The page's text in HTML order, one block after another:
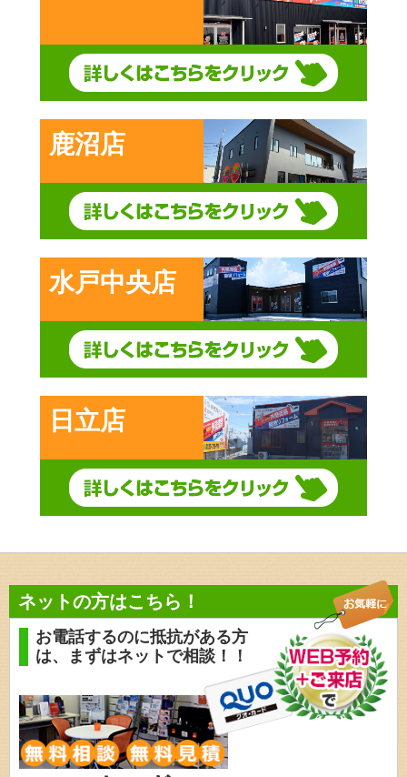
鹿沼店
水戸中央店
日立店
ネットの方はこちら！
お電話するのに抵抗がある方
は、
まずはネットで相談！！